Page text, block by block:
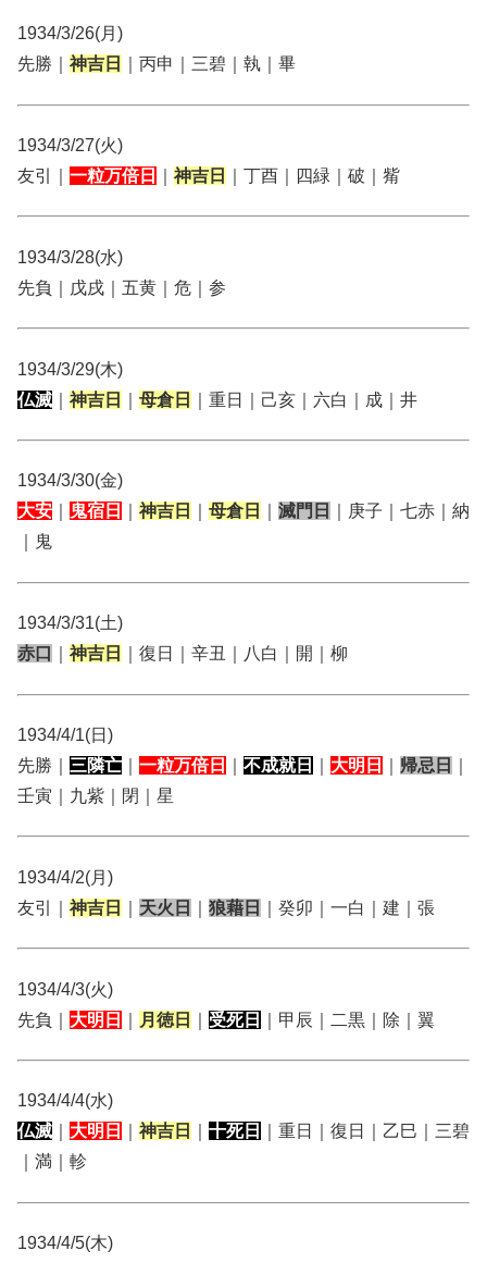
1934/3/26(月)
先勝｜ 神吉日 ｜丙申｜三碧｜執｜畢
1934/3/27(火)
友引｜ 一粒万倍日 神吉日 ｜丁酉｜四緑｜破｜觜
1934/3/28(水)
先負｜戊戌｜五黄｜危｜参
1934/3/29(木)
仏滅
神吉日 母倉日 ｜重日｜己亥｜六白｜成｜井
1934/3/30(金)
大安
鬼宿日 神吉日 母倉日 滅門日
｜庚子｜七赤｜納
｜鬼
1934/3/31(土)
赤口
神吉日 ｜復日｜辛丑｜八白｜開｜柳
1934/4/1(日)
先勝｜ 三隣亡 一粒万倍日 不成就日 大明日 帰忌日
壬寅｜九紫｜閉｜星
1934/4/2(月)
友引｜ 神吉日 天火日 狼藉日 ｜癸卯｜一白｜建｜張
1934/4/3(火)
先負｜ 大明日 月徳日 受死日 ｜甲辰｜二黒｜除｜翼
1934/4/4(水)
仏滅
大明日 神吉日 十死日
｜重日｜復日｜乙巳｜三碧
｜満｜軫
1934/4/5(木)